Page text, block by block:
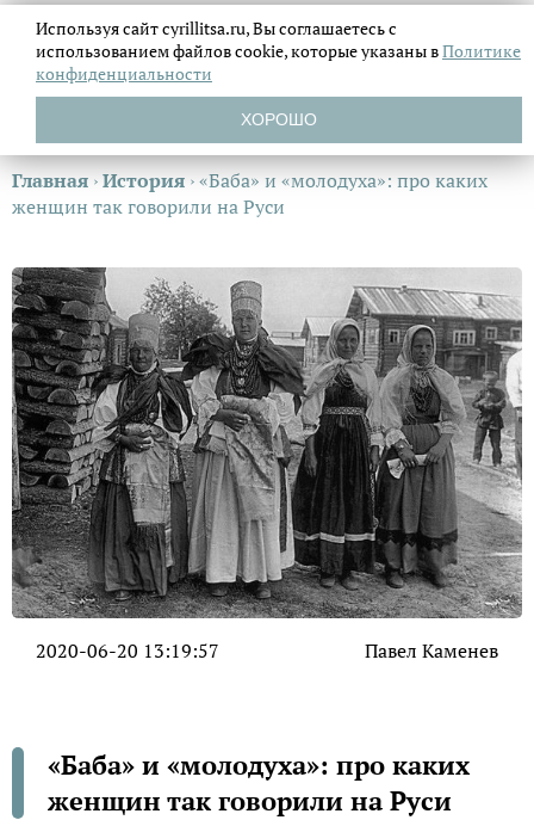
Главная ›История ›«Баба» и «молодуха»: про каких
женщин так говорили на Руси
2020-06-20 13:19:57 Павел Каменев
«Баба» и «молодуха»: про каких
женщин так говорили на Руси
Используя сайт cyrillitsa.ru, Вы соглашаетесь с
использованием файловcookie, которые указаны вПолитике
конфиденциальности
ХОРОШО